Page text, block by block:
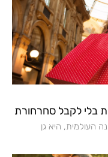
בלי לקבל סחרחורת
היא גן